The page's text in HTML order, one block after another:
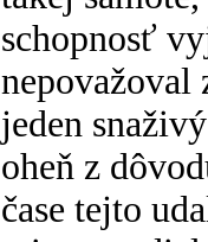
schopnosť
nepovažoval
jeden
oheň z
čase tejto